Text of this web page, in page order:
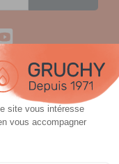
avec Alma
et possible en 3,